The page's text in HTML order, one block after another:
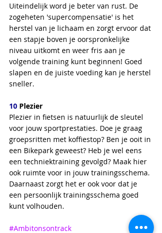
Uiteindelijk word je beter van rust. De
zogeheten 'supercompensatie' is het
herstel van je lichaam en zorgt ervoor dat
een stapje boven je oorspronkelijke
niveau uitkomt en weer fris aan je
volgende training kunt beginnen! Goed
slapen en de juiste voeding kan je herstel
sneller.
10 Plezier
Plezier in fietsen is natuurlijk de sleutel
voor jouw sportprestaties. Doe je graag
groepsritten met koffiestop? Ben je ooit in
een Bikepark geweest? Heb je wel eens
een techniektraining gevolgd? Maak hier
ook ruimte voor in jouw trainingsschema.
Daarnaast zorgt het er ook voor dat je
een persoonlijk trainingsschema goed
kunt volhouden.
#Ambitonsontrack